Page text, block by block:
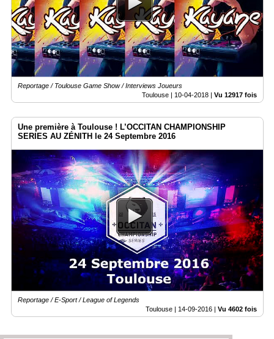
Reportage / Toulouse Game Show / Interviews Joueurs
Toulouse | 10-04-2018 Vu 12917 fois
Une première à Toulouse ! L’OCCITAN CHAMPIONSHIP
SERIES AU ZÉNITH le 24 Septembre 2016
Reportage / E-Sport / League of Legends
Toulouse | 14-09-2016 | Vu 4602 fois